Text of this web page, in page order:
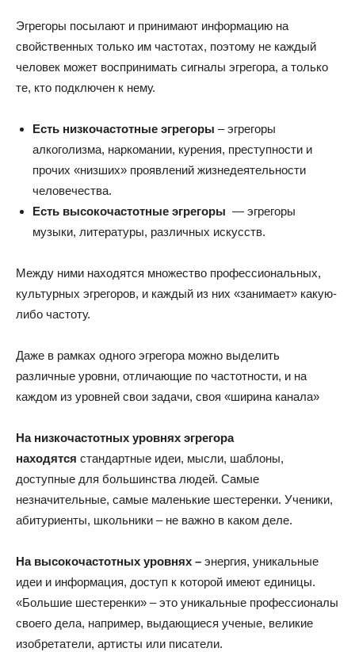
Эгрегоры посылают и принимают информацию на
свойственных только им частотах, поэтому не каждый
человек может воспринимать сигналы эгрегора, а только
те, кто подключен к нему.
Есть низкочастотные эгрегоры – эгрегоры
алкоголизма, наркомании, курения, преступности и
прочих «низших» проявлений жизнедеятельности
человечества.
Есть высокочастотные эгрегоры — эгрегоры
музыки, литературы, различных искусств.
Между ними находятся множество профессиональных,
культурных эгрегоров, и каждый из них «занимает» какую-
либо частоту.
Даже в рамках одного эгрегора можно выделить
различные уровни, отличающие по частотности, и на
каждом из уровней свои задачи, своя «ширина канала»
На низкочастотных уровнях эгрегора
находятся стандартные идеи, мысли, шаблоны,
доступные для большинства людей. Самые
незначительные, самые маленькие шестеренки. Ученики,
абитуриенты, школьники – не важно в каком деле.
На высокочастотных уровнях – энергия, уникальные
идеи и информация, доступ к которой имеют единицы.
«Большие шестеренки» – это уникальные профессионалы
своего дела, например, выдающиеся ученые, великие
изобретатели, артисты или писатели.